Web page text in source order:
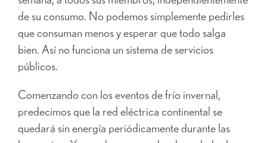
de su consumo. No podemos simplemente pedirles
que consuman menos y esperar que todo salga
bien. Así no funciona un sistema de servicios
públicos.
Comenzando con los eventos de frío invernal,
predecimos que la red eléctrica continental se
quedará sin energía periódicamente durante las